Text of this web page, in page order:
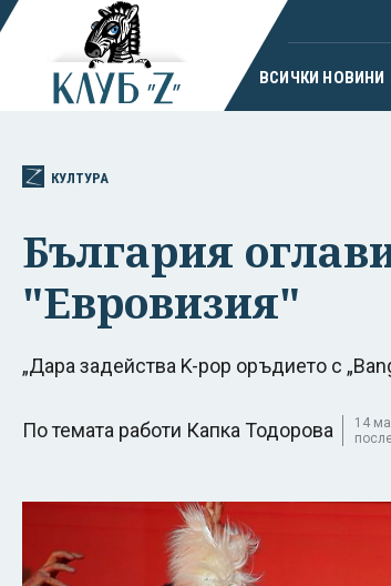
ВСИЧКИ НОВИНИ
КУЛТУРА
България
"Евровизия"
„Дара задейства K-pop оръдието с
По темата работи Капка Тодорова
14